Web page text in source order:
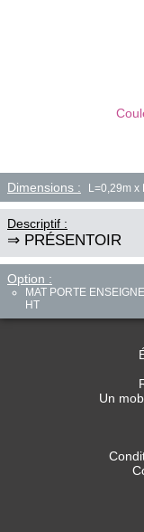
Dimensions : L=0,29m x
Descriptif :
⇒ PRÉSENTOIR
Option :
MAT PORTE
HT
Un